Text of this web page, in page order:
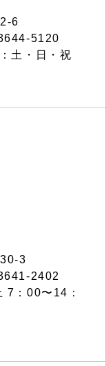
6
5120
土・日・祝
3
2402
：00〜14：